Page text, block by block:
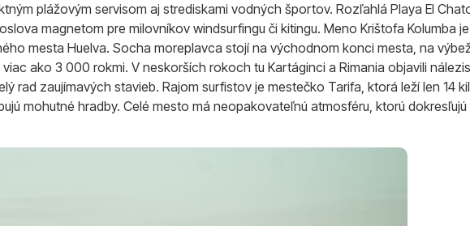
plážovým servisom aj strediskami vodných športov. Rozľahlá Playa El
magnetom pre milovníkov windsurfingu či kitingu. Meno Krištofa Kolumba je
mesta Huelva. Socha moreplavca stojí na východnom konci mesta, na
ako 3 000 rokmi. V neskorších rokoch tu Kartáginci a Rimania objavili
rad zaujímavých stavieb. Rajom surfistov je mestečko Tarifa, ktorá leží len 14
mohutné hradby. Celé mesto má neopakovateľnú atmosféru, ktorú dokresľujú